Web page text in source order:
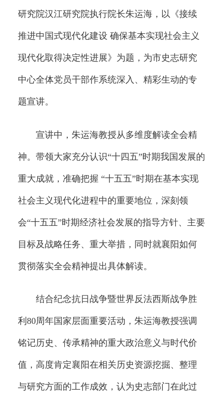
研究院汉江研究院执行院长朱运海，以《接续
推进中国式现代化建设 确保基本实现社会主义
现代化取得决定性进展》为题，为市史志研究
中心全体党员干部作系统深入、精彩生动的专
题宣讲。
宣讲中，朱运海教授从多维度解读全会精
神。带领大家充分认识“十四五”时期我国发展的
重大成就，准确把握 “十五五”时期在基本实现
社会主义现代化进程中的重要地位，深刻领
会“十五五”时期经济社会发展的指导方针、主要
目标及战略任务、重大举措，同时就襄阳如何
贯彻落实全会精神提出具体解读。
结合纪念抗日战争暨世界反法西斯战争胜
利80周年国家层面重要活动，朱运海教授强调
铭记历史、传承精神的重大政治意义与时代价
值，高度肯定襄阳在相关历史资源挖掘、整理
与研究方面的工作成效，认为史志部门在此过